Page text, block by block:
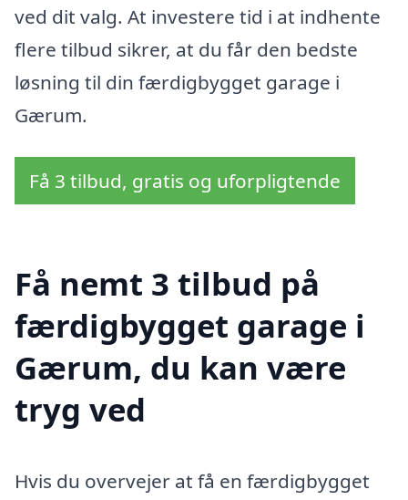
ved dit valg. At investere tid i at indhente
flere tilbud sikrer, at du får den bedste
løsning til din færdigbygget garage i
Gærum.
Få 3 tilbud, gratis og uforpligtende
Få nemt 3 tilbud på
færdigbygget garage i
Gærum, du kan være
tryg ved
Hvis du overvejer at få en færdigbygget